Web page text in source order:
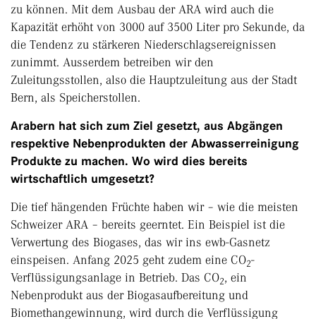
zu können. Mit dem Ausbau der ARA wird auch die
Kapazität erhöht von 3000 auf 3500 Liter pro Sekunde, da
die Tendenz zu stärkeren Niederschlagsereignissen
zunimmt. Ausserdem betreiben wir den
Zuleitungsstollen, also die Hauptzuleitung aus der Stadt
Bern, als Speicherstollen.
Arabern hat sich zum Ziel gesetzt, aus Abgängen
respektive Nebenprodukten der Abwasserreinigung
Produkte zu machen. Wo wird dies bereits
wirtschaftlich umgesetzt?
Die tief hängenden Früchte haben wir – wie die meisten
Schweizer ARA – bereits geerntet. Ein Beispiel ist die
Verwertung des Biogases, das wir ins ewb-Gasnetz
einspeisen. Anfang 2025 geht zudem eine CO2-
Verflüssigungsanlage in Betrieb. Das CO2, ein
Nebenprodukt aus der Biogasaufbereitung und
Biomethangewinnung, wird durch die Verflüssigung